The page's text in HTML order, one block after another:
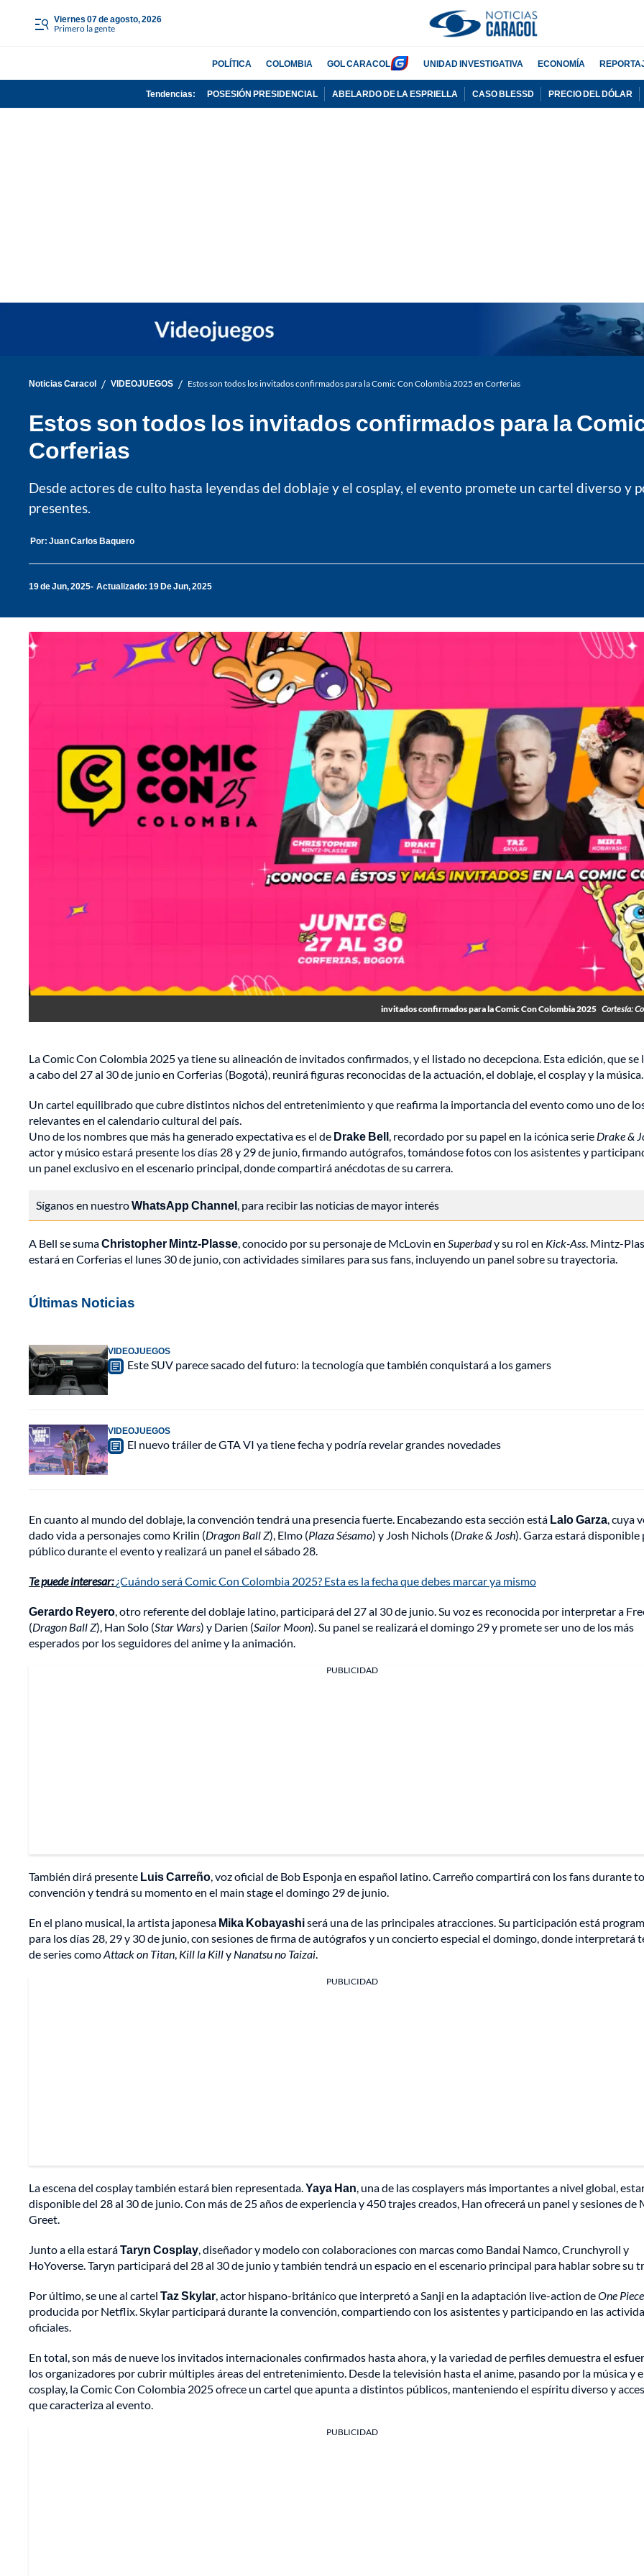
viernes 07 de agosto, 2026
Primero la gente
POLÍTICA COLOMBIA GOL CARACOL UNIDAD INVESTIGATIVA ECONOMÍA
Tendencias: POSESIÓN PRESIDENCIAL ABELARDO DE LA ESPRIELLA CASO BLESSD PRECIO DEL DÓLAR
Noticias Caracol / VIDEOJUEGOS / Estos son todos los invitados confirmados para la Comic Con Colombia 2025 en Corferias
Estos son todos los invitados confirmados para la
Corferias
Desde actores de culto hasta leyendas del doblaje y el cosplay, el evento promete un cartel diverso y
presentes.
Por: Juan Carlos Baquero
19 de Jun, 2025 Actualizado: 19 De Jun, 2025
invitados confirmados para la Comic Con Colombia 2025 Cortesía:
La Comic Con Colombia 2025 ya tiene su alineación de invitados confirmados, y el listado no decepciona. Esta edición, que se
a cabo del 27 al 30 de junio en Corferias (Bogotá), reunirá figuras reconocidas de la actuación, el doblaje, el cosplay y la música.
Un cartel equilibrado que cubre distintos nichos del entretenimiento y que reafirma la importancia del evento como uno de
relevantes en el calendario cultural del país.
Uno de los nombres que más ha generado expectativa es el de Drake Bell, recordado por su papel en la icónica serie Drake &
actor y músico estará presente los días 28 y 29 de junio, firmando autógrafos, tomándose fotos con los asistentes y
un panel exclusivo en el escenario principal, donde compartirá anécdotas de su carrera.
Síganos en nuestroWhatsApp Channel, para recibir las noticias de mayor interés
A Bell se sumaChristopher Mintz-Plasse, conocido por su personaje de McLovin en Superbady su rol en Kick-Ass. Mintz-
estará en Corferias el lunes 30 de junio, con actividades similares para sus fans, incluyendo un panel sobre su trayectoria.
Últimas Noticias
VIDEOJUEGOS
Este SUV parece sacado del futuro: la tecnología que también conquistará a los gamers
VIDEOJUEGOS
El nuevo tráiler de GTA VI ya tiene fecha y podría revelar grandes novedades
En cuanto al mundo del doblaje, la convención tendrá una presencia fuerte. Encabezando esta sección está Lalo Garza, cuya
dado vida a personajes como Krilin (Dragon Ball Z), Elmo (Plaza Sésamo) y Josh Nichols (Drake & Josh). Garza estará disponible
público durante el evento y realizará un panel el sábado 28.
Te puede interesar:¿Cuándo será Comic Con Colombia 2025? Esta es la fecha que debes marcar ya mismo
Gerardo Reyero, otro referente del doblaje latino, participará del 27 al 30 de junio. Su voz es reconocida por interpretar a
(Dragon Ball Z), Han Solo (Star Wars) y Darien (Sailor Moon). Su panel se realizará el domingo 29 y promete ser uno de los más
esperados por los seguidores del anime y la animación.
PUBLICIDAD
También dirá presente Luis Carreño, voz oficial de Bob Esponja en español latino. Carreño compartirá con los fans durante
convención y tendrá su momento en el main stage el domingo 29 de junio.
En el plano musical, la artista japonesa Mika Kobayashiserá una de las principales atracciones. Su participación está
para los días 28, 29 y 30 de junio, con sesiones de firma de autógrafos y un concierto especial el domingo, donde interpretará
de series comoAttack on Titan, Kill la Killy Nanatsu no Taizai.
PUBLICIDAD
La escena del cosplay también estará bien representada.Yaya Han, una de las cosplayers más importantes a nivel global,
disponible del 28 al 30 de junio. Con más de 25 años de experiencia y 450 trajes creados, Han ofrecerá un panel y sesiones de
Greet.
Junto a ella estaráTaryn Cosplay, diseñador y modelo con colaboraciones con marcas como Bandai Namco, Crunchyroll y
HoYoverse. Taryn participará del 28 al 30 de junio y también tendrá un espacio en el escenario principal para hablar sobre su
Por último, se une al cartel Taz Skylar, actor hispano-británico que interpretó a Sanji en la adaptación live-action deOne Piece
producida por Netflix. Skylar participará durante la convención, compartiendo con los asistentes y participando en las
oficiales.
En total, son más de nueve los invitados internacionales confirmados hasta ahora, y la variedad de perfiles demuestra el
los organizadores por cubrir múltiples áreas del entretenimiento. Desde la televisión hasta el anime, pasando por la música y
cosplay, la Comic Con Colombia 2025 ofrece un cartel que apunta a distintos públicos, manteniendo el espíritu diverso y
que caracteriza al evento.
PUBLICIDAD